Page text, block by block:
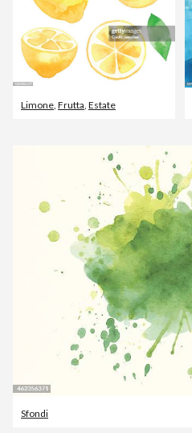
Limone, Frutta, Estate
Sfondi